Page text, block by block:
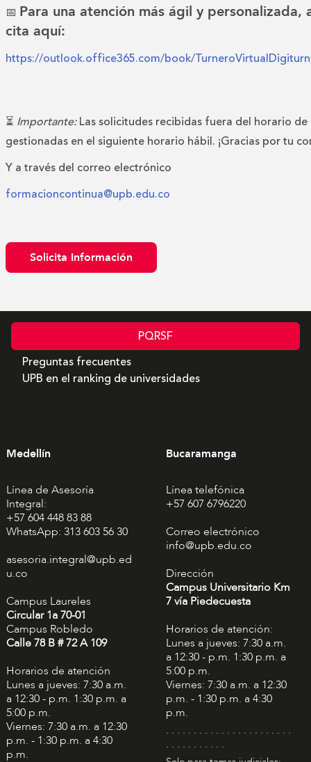
📅 Para una atención más ágil y personalizada,
cita aquí:
https://outlook.office365.com/book/
⏳ Importante:Las solicitudes recibidas fuera del horario de
gestionadas en el siguiente horario hábil. ¡Gracias por tu
Y a través del correo electrónico
formacioncontinua@upb.edu.co
Solicita Información
PQRSF
Preguntas frecuentes
UPB en el ranking de universidades
Medellín
Línea de Asesoría
Integral:
+57 604 448 83 88
WhatsApp: 313 603 56 30
asesoria.integral@upb.ed
u.co
Campus Laureles
Circular 1a 70-01
Campus Robledo
Calle 78 B # 72 A 109
Horarios de atención
Lunes a jueves: 7:30 a.m.
a 12:30 - p.m. 1:30 p.m. a
5:00 p.m.
Viernes: 7:30 a.m. a 12:30
p.m. - 1:30 p.m. a 4:30
p.m.
Bucaramanga
Línea telefónica
+57 607 6796220
Correo electrónico
info@upb.edu.co
Dirección
Campus Universitario Km
7 vía Piedecuesta
Horarios de atención:
Lunes a jueves: 7:30 a.m.
a 12:30 - p.m. 1:30 p.m. a
5:00 p.m.
Viernes: 7:30 a.m. a 12:30
p.m. - 1:30 p.m. a 4:30
p.m.
. . . . . . . . . . . . . . . . . . . . . . .
. . . . . . . . . . .